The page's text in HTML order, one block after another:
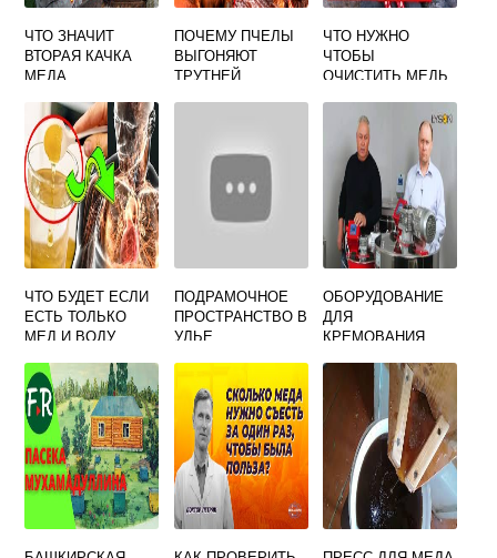
ЧТО ЗНАЧИТ
ВТОРАЯ КАЧКА
МЕДА
ПОЧЕМУ ПЧЕЛЫ
ВЫГОНЯЮТ
ТРУТНЕЙ
ЧТО НУЖНО
ЧТОБЫ
ОЧИСТИТЬ МЕДЬ
ИЛИ БУЛЬОН
ЧТО БУДЕТ ЕСЛИ
ЕСТЬ ТОЛЬКО
МЕД И ВОДУ
ПОДРАМОЧНОЕ
ПРОСТРАНСТВО В
УЛЬЕ
ОБОРУДОВАНИЕ
ДЛЯ
КРЕМОВАНИЯ